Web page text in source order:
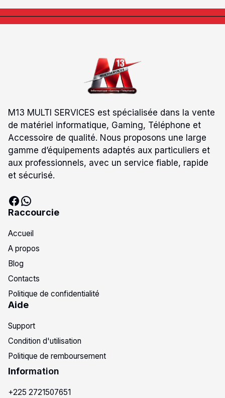
M13 MULTI SERVICES est spécialisée dans la vente
de matériel informatique, Gaming, Téléphone et
Accessoire de qualité. Nous proposons une large
gamme d’équipements adaptés aux particuliers et
aux professionnels, avec un service fiable, rapide
et sécurisé.
Raccourcie
Accueil
A propos
Blog
Contacts
Politique de confidentialité
Aide
Support
Condition d'utilisation
Politique de remboursement
Information
+225 2721507651